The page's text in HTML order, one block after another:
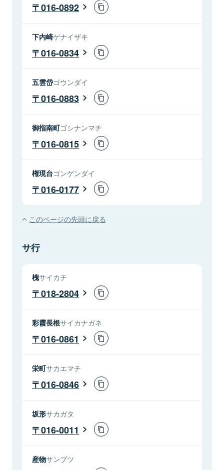
016-0892
下内崎ゲナイザキ
016-0834
五雲岱ゴウンダイ
016-0883
御指南町ゴシナンマチ
016-0815
権現台ゴンゲンダイ
016-0177
このページの先頭に戻る
サ行
槐サイカチ
018-2804
彩霞長根サイカナガネ
016-0861
栄町サカエマチ
016-0846
坂形サカガタ
016-0011
産物サンブツ